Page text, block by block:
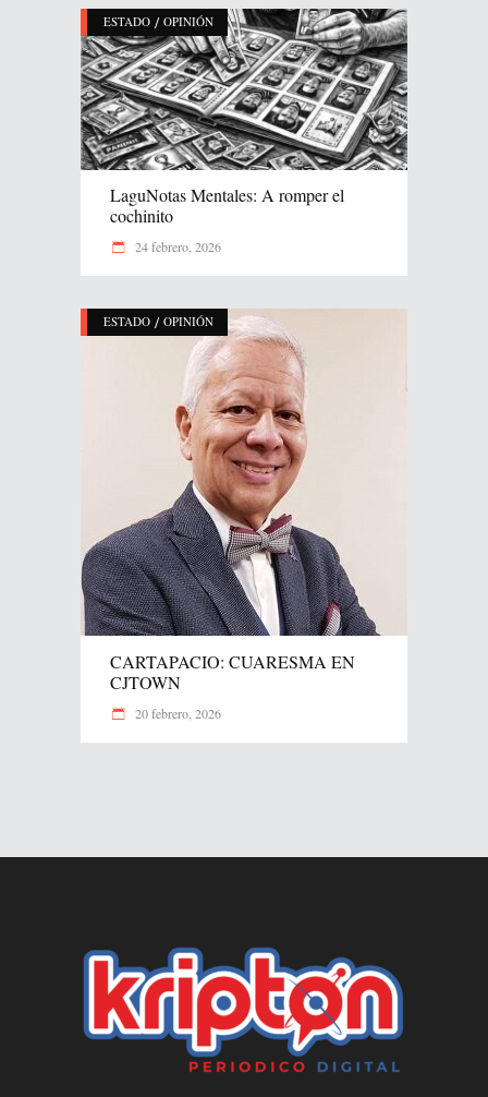
ESTADO / OPINIÓN
LaguNotas Mentales: A romper el
cochinito
24 febrero, 2026
ESTADO / OPINIÓN
CARTAPACIO: CUARESMA EN
CJTOWN
20 febrero, 2026